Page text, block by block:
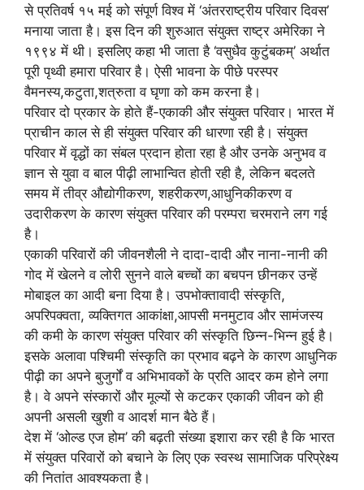
से प्रतिवर्ष १५ मई को संपूर्ण विश्व में ‘अंतरराष्ट्रीय परिवार दिवस’
मनाया जाता है। इस दिन की शुरुआत संयुक्त राष्ट्र अमेरिका ने
१९९४ में थी। इसलिए कहा भी जाता है ‘वसुधैव कुटुंबकम्’ अर्थात
पूरी पृथ्वी हमारा परिवार है। ऐसी भावना के पीछे परस्पर
वैमनस्य,कटुता,शत्रुता व घृणा को कम करना है।
परिवार दो प्रकार के होते हैं-एकाकी और संयुक्त परिवार। भारत में
प्राचीन काल से ही संयुक्त परिवार की धारणा रही है। संयुक्त
परिवार में वृद्धों का संबल प्रदान होता रहा है और उनके अनुभव व
ज्ञान से युवा व बाल पीढ़ी लाभान्वित होती रही है, लेकिन बदलते
समय में तीव्र औद्योगीकरण, शहरीकरण,आधुनिकीकरण व
उदारीकरण के कारण संयुक्त परिवार की परम्परा चरमराने लग गई
है।
एकाकी परिवारों की जीवनशैली ने दादा-दादी और नाना-नानी की
गोद में खेलने व लोरी सुनने वाले बच्चों का बचपन छीनकर उन्हें
मोबाइल का आदी बना दिया है। उपभोक्तावादी संस्कृति,
अपरिपक्वता, व्यक्तिगत आकांक्षा,आपसी मनमुटाव और सामंजस्य
की कमी के कारण संयुक्त परिवार की संस्कृति छिन्न-भिन्न हुई है।
इसके अलावा पश्चिमी संस्कृति का प्रभाव बढ़ने के कारण आधुनिक
पीढ़ी का अपने बुजुर्गों व अभिभावकों के प्रति आदर कम होने लगा
है। वे अपने संस्कारों और मूल्यों से कटकर एकाकी जीवन को ही
अपनी असली खुशी व आदर्श मान बैठे हैं।
देश में ‘ओल्ड एज होम’ की बढ़ती संख्या इशारा कर रही है कि भारत
में संयुक्त परिवारों को बचाने के लिए एक स्वस्थ सामाजिक परिप्रेक्ष्य
की नितांत आवश्यकता है।